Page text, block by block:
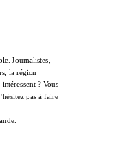
Journalistes,
la région
? Vous
pas à faire